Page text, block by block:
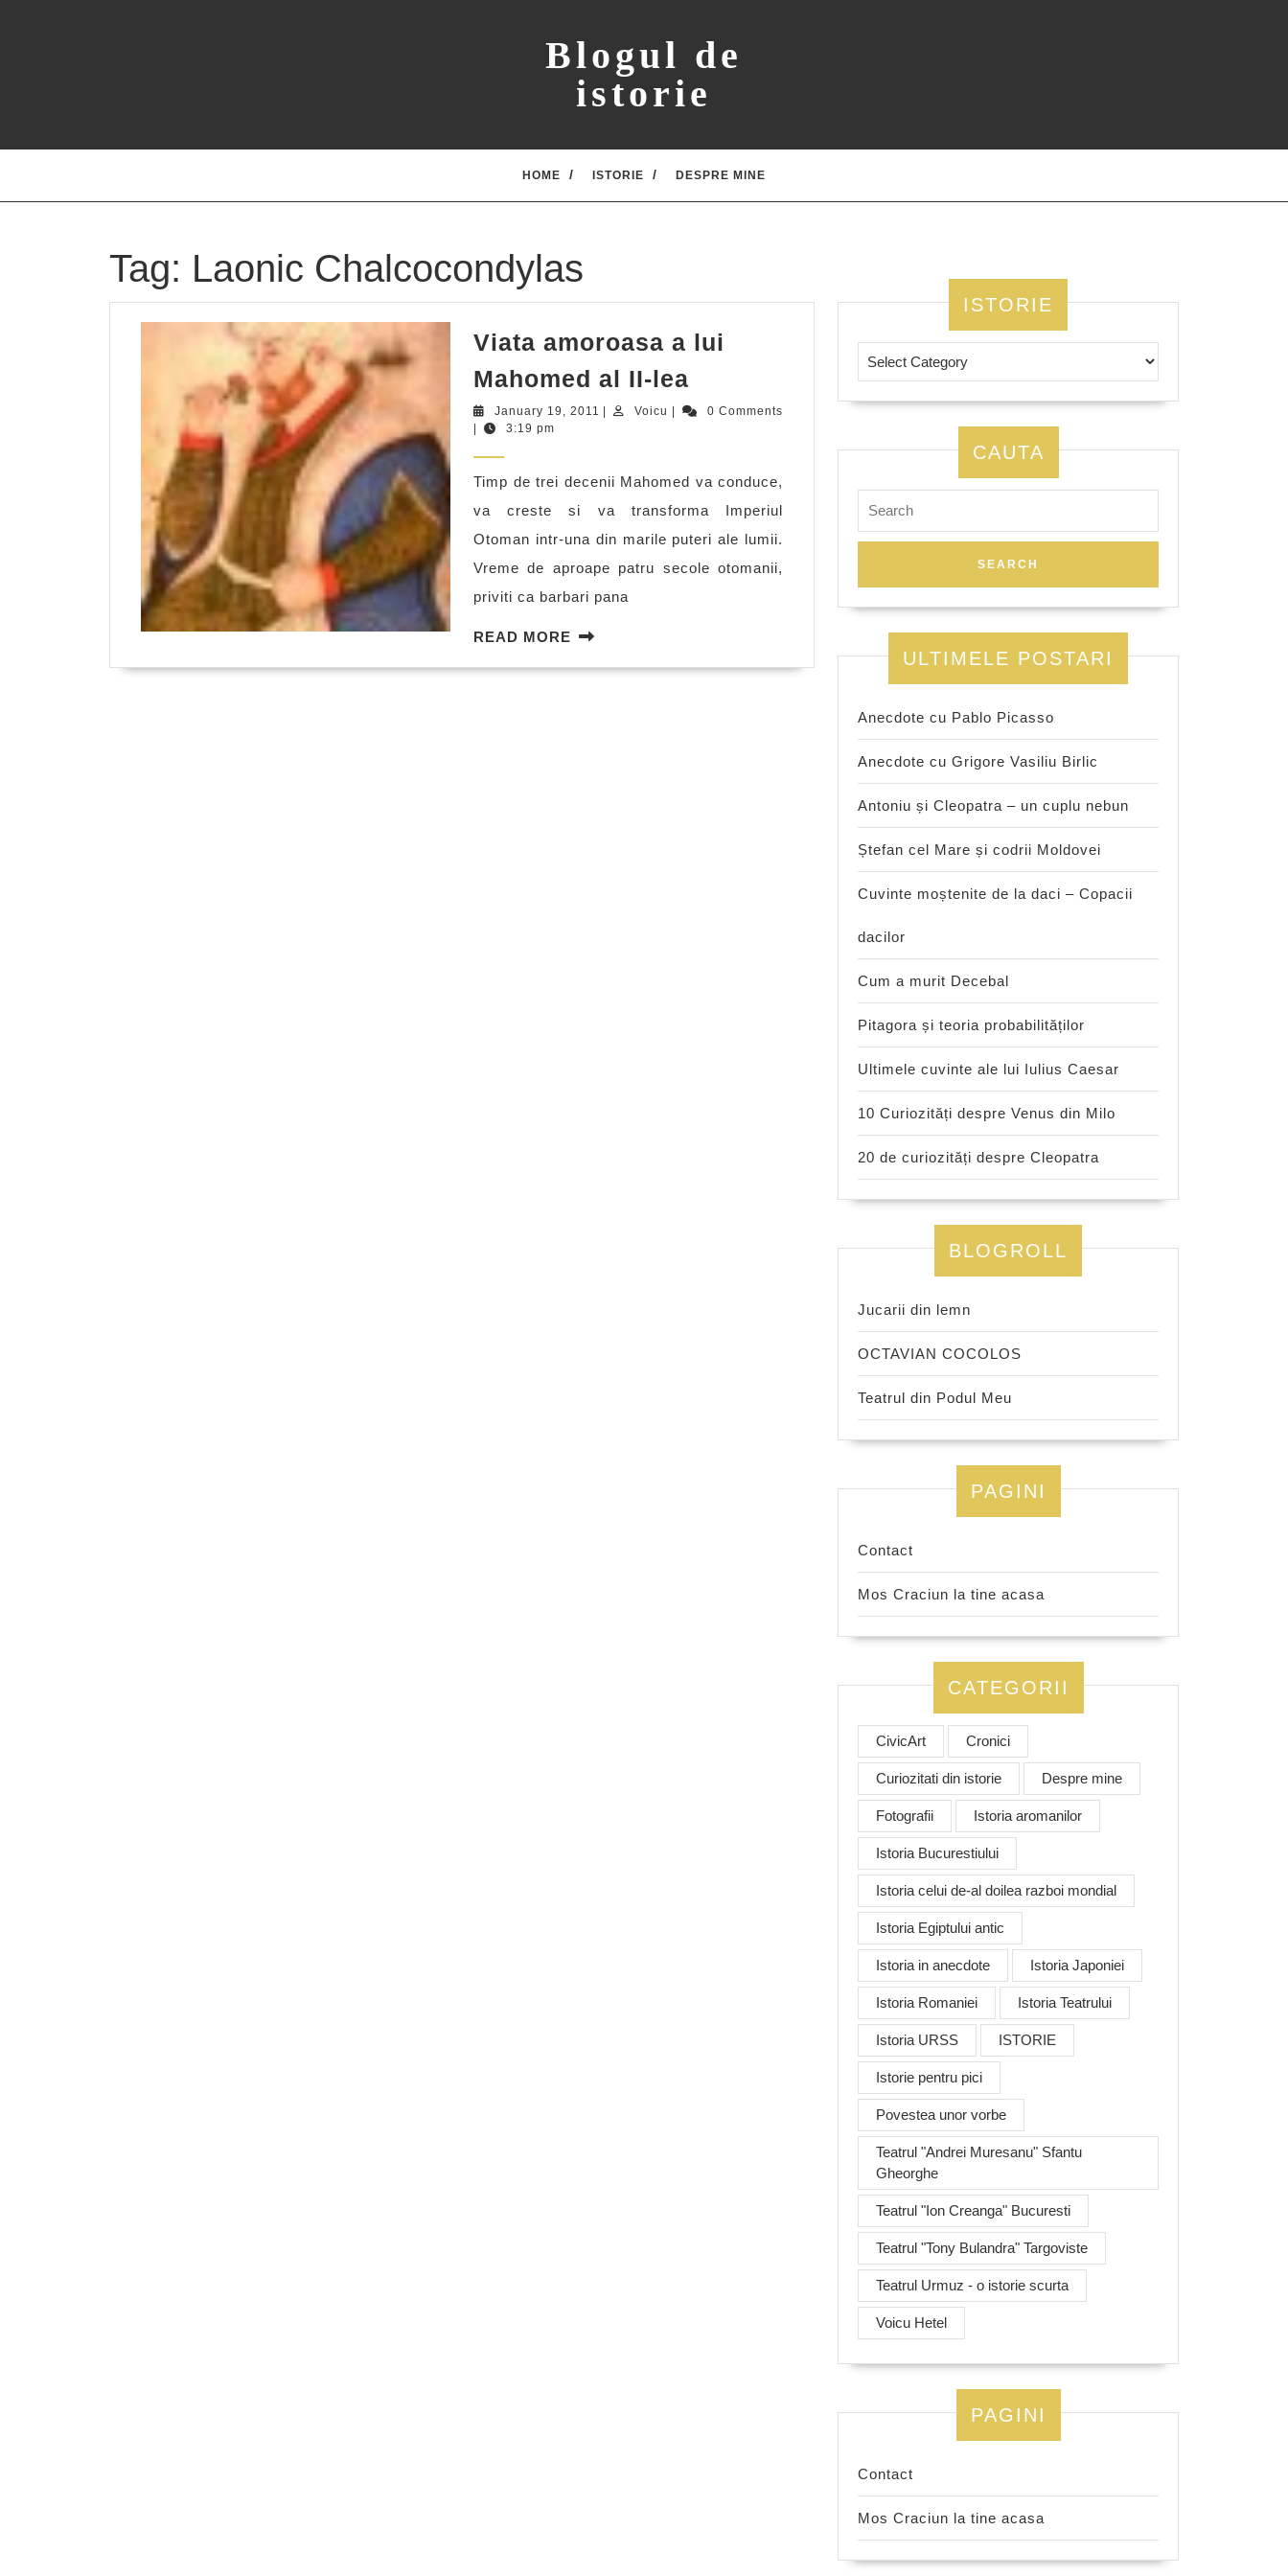
Blogul de
istorie
HOME ISTORIE DESPRE MINE
Tag: Laonic Chalcocondylas
Viata amoroasa a lui
Mahomed al II-lea
amoroasa
Mahomed
al
II-
lea
January 19, 2011 JanuaryVoicu Voicu
0 Comments
3:19 pm
Timp de trei decenii Mahomed va conduce,
va creste si va transforma Imperiul
Otoman intr-una din marile puteri ale lumii.
Vreme de aproape patru secole otomanii,
priviti ca barbari pana
READ MORE READ
ISTORIE
CAUTA
for:
ULTIMELE POSTARI
Anecdote cu Pablo Picasso
Anecdote cu Grigore Vasiliu Birlic
Antoniu și Cleopatra – un cuplu nebun
Ștefan cel Mare și codrii Moldovei
Cuvinte moștenite de la daci – Copacii
dacilor
Cum a murit Decebal
Pitagora și teoria probabilităților
Ultimele cuvinte ale lui Iulius Caesar
10 Curiozități despre Venus din Milo
20 de curiozități despre Cleopatra
BLOGROLL
Jucarii din lemn
OCTAVIAN COCOLOS
Teatrul din Podul Meu
PAGINI
Contact
Mos Craciun la tine acasa
CATEGORII
CivicArt Cronici
Curiozitati din istorie Despre mine
Fotografii Istoria aromanilor
Istoria Bucurestiului
Istoria celui de-al doilea razboi mondial
Istoria Egiptului antic
Istoria in anecdote Istoria Japoniei
Istoria Romaniei Istoria Teatrului
Istoria URSS ISTORIE
Istorie pentru pici
Povestea unor vorbe
Teatrul "Andrei Muresanu" Sfantu
Gheorghe
Teatrul "Ion Creanga" Bucuresti
Teatrul "Tony Bulandra" Targoviste
Teatrul Urmuz - o istorie scurta
Voicu Hetel
PAGINI
Contact
Mos Craciun la tine acasa